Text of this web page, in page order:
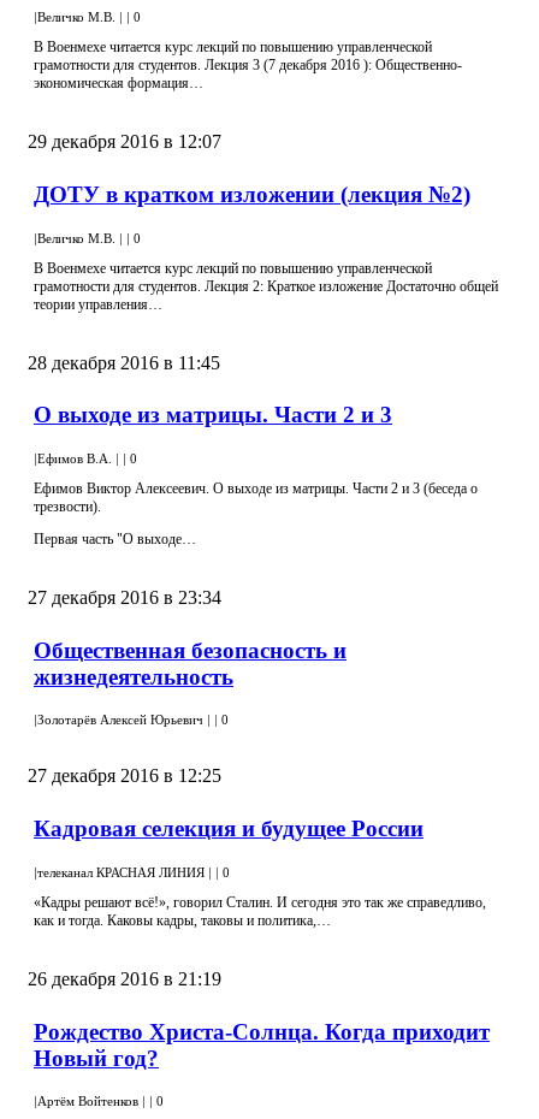
|Величко М.В. | | 0
В Военмехе читается курс лекций по повышению управленческой
грамотности для студентов. Лекция 3 (7 декабря 2016 ): Общественно-
экономическая формация…
29 декабря 2016 в 12:07
ДОТУ в кратком изложении (лекция №2)
|Величко М.В. | | 0
В Военмехе читается курс лекций по повышению управленческой
грамотности для студентов. Лекция 2: Краткое изложение Достаточно общей
теории управления…
28 декабря 2016 в 11:45
О выходе из матрицы. Части 2 и 3
|Ефимов В.А. | | 0
Ефимов Виктор Алексеевич. О выходе из матрицы. Части 2 и 3 (беседа о
трезвости).
Первая часть "О выходе…
27 декабря 2016 в 23:34
Общественная безопасность и
жизнедеятельность
Золотарёв Алексей Юрьевич 0
27 декабря 2016 в 12:25
Кадровая селекция и будущее России
|телеканал КРАСНАЯ ЛИНИЯ | | 0
«Кадры решают всё!», говорил Сталин. И сегодня это так же справедливо,
как и тогда. Каковы кадры, таковы и политика,…
26 декабря 2016 в 21:19
Рождество Христа-Солнца. Когда приходит
Новый год?
Артём Войтенков 0